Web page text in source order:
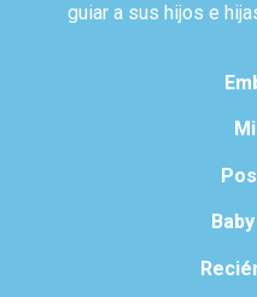
guiar a sus hijos e